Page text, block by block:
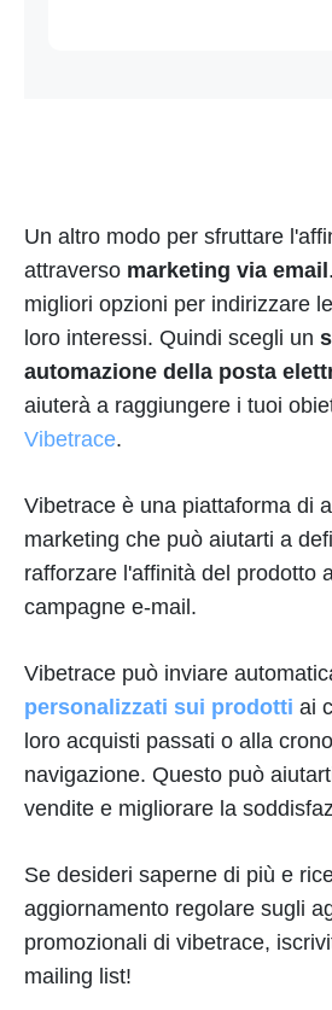
Un altro modo per sfruttare
attraverso marketing via email
migliori opzioni per indirizzare
loro interessi. Quindi scegli un
automazione della posta
aiuterà a raggiungere i tuoi
Vibetrace.
Vibetrace è una piattaforma di
marketing che può aiutarti a
rafforzare l'affinità del prodotto
campagne e-mail.
Vibetrace può inviare
personalizzati sui prodotti ai
loro acquisti passati o alla
navigazione. Questo può
vendite e migliorare la
Se desideri saperne di più e
aggiornamento regolare sugli
promozionali di vibetrace,
mailing list!